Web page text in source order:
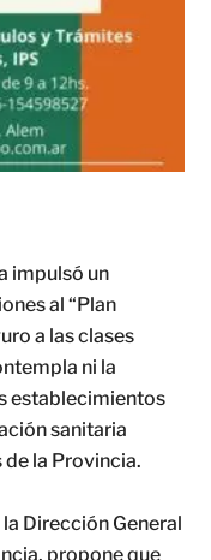
impulsó un
al “Plan
a las clases
ni la
establecimientos
sanitaria
la Provincia.
Dirección General
propone que